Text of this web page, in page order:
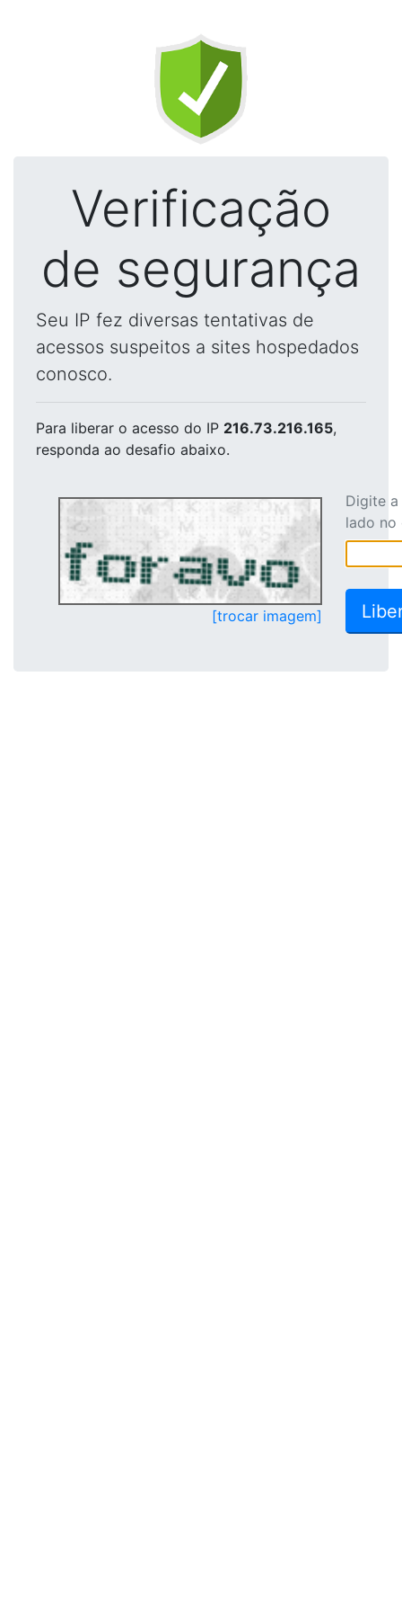
Verificação
de segurança
Seu IP fez diversas tentativas de
acessos suspeitos a sites hospedados
conosco.
Para liberar o acesso do IP 216.73.216.165,
responda ao desafio abaixo.
[trocar imagem]
Digite
lado no